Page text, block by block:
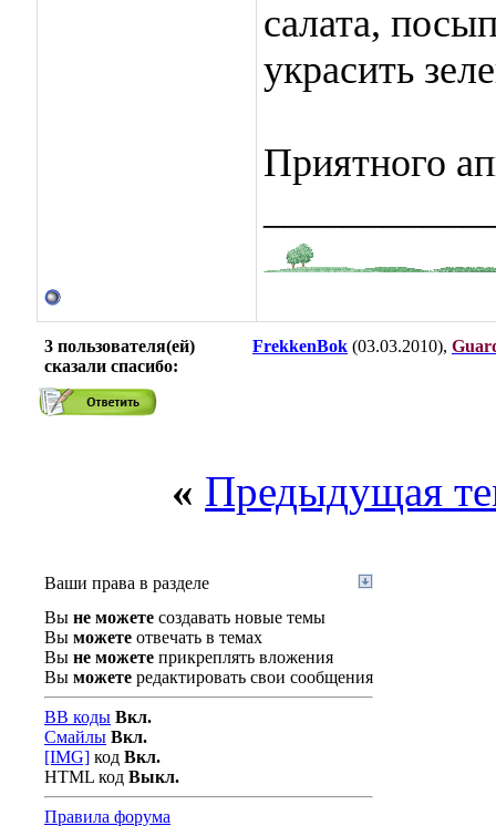
салата,
украсить
Приятного
3 пользователя(ей)
сказали cпасибо:
FrekkenBok (03.03.2010),
« Предыдущая
Ваши права в разделе
Вы не можете создавать новые темы
Вы можете отвечать в темах
Вы не можете прикреплять вложения
Вы можете редактировать свои сообщения
BB коды Вкл.
Смайлы Вкл.
[IMG] код Вкл.
HTML код Выкл.
Правила форума